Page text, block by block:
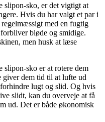
slipon-sko, er det vigtigt at
Hvis du har valgt et par i
med en fugtig
bløde og smidige.
men husk at læse
sko er at rotere dem
giver dem tid til at lufte ud
lugt og slid. Og hvis
slidt, kan du overveje at få
ud. Det er både økonomisk